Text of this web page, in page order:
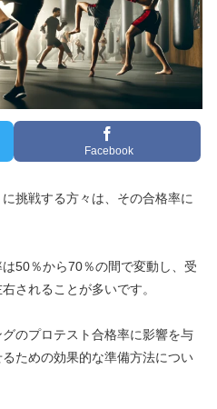
Facebook
挑戦する方々は、その合格率に
50％から70％の間で変動し、受
されることが多いです。
のプロテスト合格率に影響を与
ための効果的な準備方法につい